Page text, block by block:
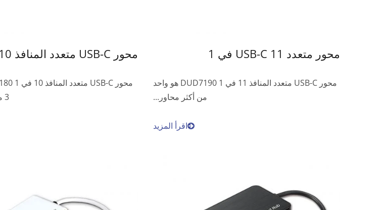
محور متعدد USB-C 11 في 1
محور USB-C متعدد المنافذ 11 في 1 DUD7190 هو واحد
من أكثر محاور...
اقرأ المزيد
محور USB-C متعدد المنافذ 10 في 1
3 منافذ USB-A،...